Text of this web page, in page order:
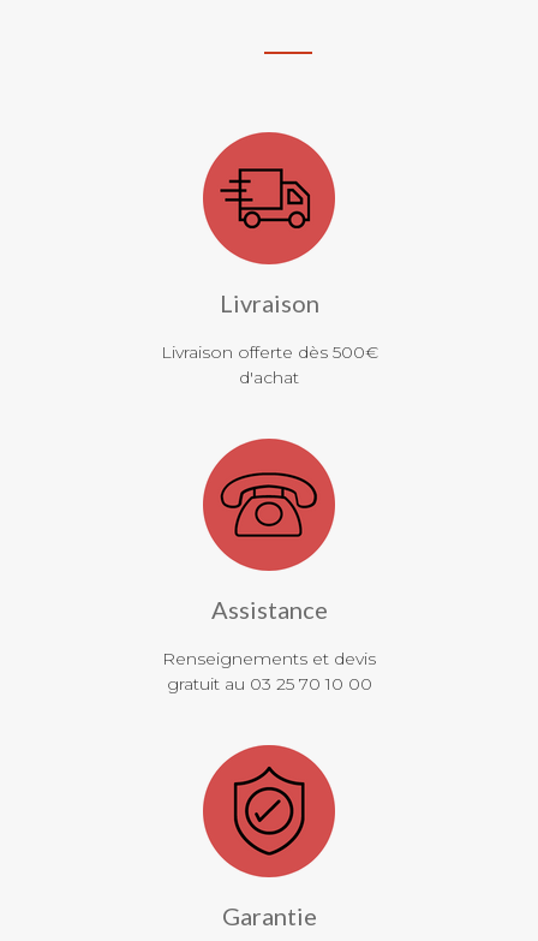
Livraison
Livraison offerte dès 500€
d'achat
Assistance
Renseignements et devis
gratuit au 03 25 70 10 00
Garantie